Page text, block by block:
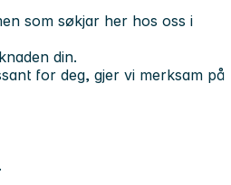
som søkjar her hos oss i
din.
for deg, gjer vi merksam på